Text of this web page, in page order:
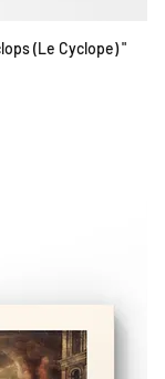
(Le Cyclope) "